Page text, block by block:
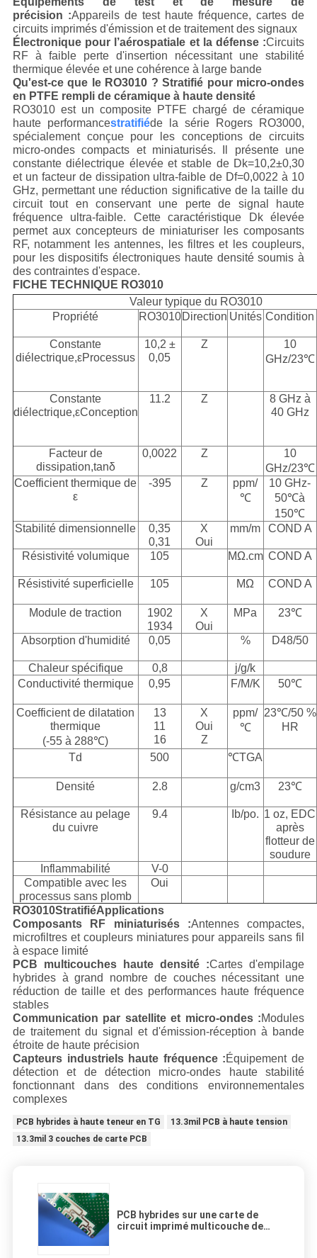
précision :Appareils de test haute fréquence, cartes de
circuits imprimés d'émission et de traitement des signaux
Électronique pour l’aérospatiale et la défense :Circuits
RF à faible perte d'insertion nécessitant une stabilité
thermique élevée et une cohérence à large bande
Qu'est-ce que le RO3010 ? Stratifié pour micro-ondes
en PTFE rempli de céramique à haute densité
RO3010 est un composite PTFE chargé de céramique
haute performancestratifiéde la série Rogers RO3000,
spécialement conçue pour les conceptions de circuits
micro-ondes compacts et miniaturisés. Il présente une
constante diélectrique élevée et stable de Dk=10,2±0,30
et un facteur de dissipation ultra-faible de Df=0,0022 à 10
GHz, permettant une réduction significative de la taille du
circuit tout en conservant une perte de signal haute
fréquence ultra-faible. Cette caractéristique Dk élevée
permet aux concepteurs de miniaturiser les composants
RF, notamment les antennes, les filtres et les coupleurs,
pour les dispositifs électroniques haute densité soumis à
des contraintes d'espace.
FICHE TECHNIQUE RO3010
Valeur typique du RO3010
Propriété
RO3010Direction Unités Condition
Constante
diélectrique,εProcessus
10,2 ±
0,05
Z
10
GHz/23℃
Constante
diélectrique,εConception
11.2 Z
8 GHz à
40 GHz
Facteur de
dissipation,tanδ
0,0022 Z
10
GHz/23℃
Coefficient thermique de
ε
-395 Z
ppm/
℃
10 GHz-
50℃à
150℃
Stabilité dimensionnelle
0,35
0,31
X
Oui
mm/m COND A
Résistivité volumique 105 MΩ.cm COND A
Résistivité superficielle 105 MΩ COND A
Module de traction
1902
1934
X
Oui
MPa 23℃
Absorption d'humidité 0,05 % D48/50
Chaleur spécifique 0,8
j/g/k
Conductivité thermique
0,95 F/M/K 50℃
Coefficient de dilatation
thermique
(-55 à 288℃)
13
11
16
X
Oui
Z
ppm/
℃
23℃/50 %
HR
Td 500 ℃TGA
Densité 2.8 g/cm3 23℃
Résistance au pelage
du cuivre
9.4 Ib/po. 1 oz, EDC
après
flotteur de
soudure
Inflammabilité
V-0
Compatible avec les
processus sans plomb
Oui
RO3010StratifiéApplications
Composants RF miniaturisés :Antennes compactes,
microfiltres et coupleurs miniatures pour appareils sans fil
à espace limité
PCB multicouches haute densité :Cartes d'empilage
hybrides à grand nombre de couches nécessitant une
réduction de taille et des performances haute fréquence
stables
Communication par satellite et micro-ondes :Modules
de traitement du signal et d'émission-réception à bande
étroite de haute précision
Capteurs industriels haute fréquence :Équipement de
détection et de détection micro-ondes haute stabilité
fonctionnant dans des conditions environnementales
complexes
PCB hybrides à haute teneur en TG
13.3mil PCB à haute tension
13.3mil 3 couches de carte PCB
PCB hybrides sur une carte de
circuit imprimé multicouche de